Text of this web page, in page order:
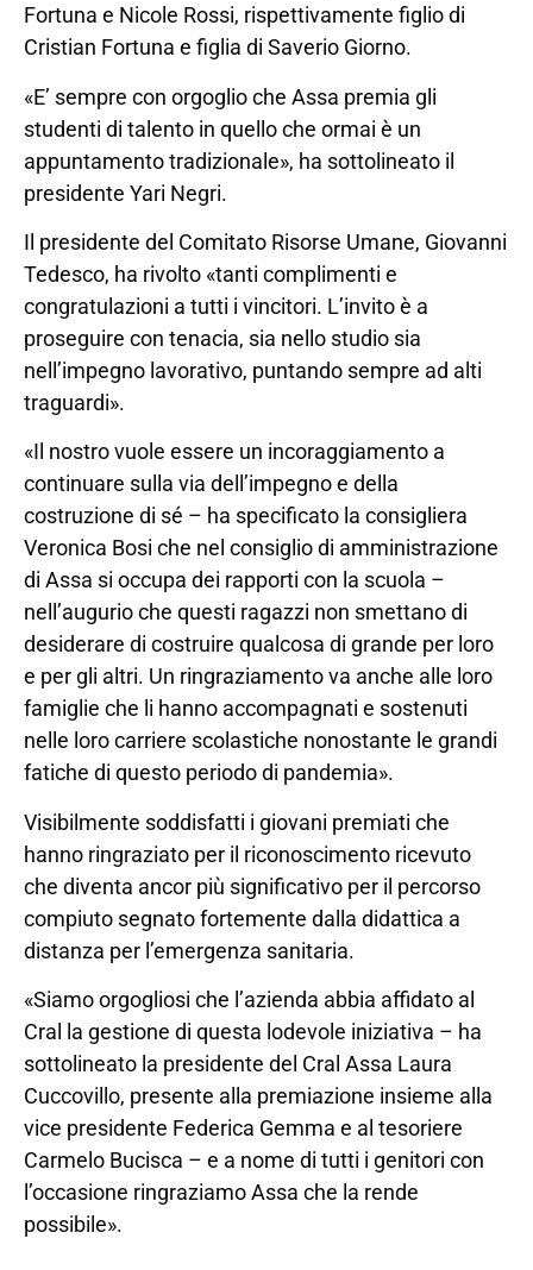
Fortuna e Nicole Rossi, rispettivamente figlio di
Cristian Fortuna e figlia di Saverio Giorno.
«E’ sempre con orgoglio che Assa premia gli
studenti di talento in quello che ormai è un
appuntamento tradizionale», ha sottolineato il
presidente Yari Negri.
Il presidente del Comitato Risorse Umane, Giovanni
Tedesco, ha rivolto «tanti complimenti e
congratulazioni a tutti i vincitori. L’invito è a
proseguire con tenacia, sia nello studio sia
nell’impegno lavorativo, puntando sempre ad alti
traguardi».
«Il nostro vuole essere un incoraggiamento a
continuare sulla via dell’impegno e della
costruzione di sé – ha specificato la consigliera
Veronica Bosi che nel consiglio di amministrazione
di Assa si occupa dei rapporti con la scuola –
nell’augurio che questi ragazzi non smettano di
desiderare di costruire qualcosa di grande per loro
e per gli altri. Un ringraziamento va anche alle loro
famiglie che li hanno accompagnati e sostenuti
nelle loro carriere scolastiche nonostante le grandi
fatiche di questo periodo di pandemia».
Visibilmente soddisfatti i giovani premiati che
hanno ringraziato per il riconoscimento ricevuto
che diventa ancor più significativo per il percorso
compiuto segnato fortemente dalla didattica a
distanza per l’emergenza sanitaria.
«Siamo orgogliosi che l’azienda abbia affidato al
Cral la gestione di questa lodevole iniziativa – ha
sottolineato la presidente del Cral Assa Laura
Cuccovillo, presente alla premiazione insieme alla
vice presidente Federica Gemma e al tesoriere
Carmelo Bucisca – e a nome di tutti i genitori con
l’occasione ringraziamo Assa che la rende
possibile».